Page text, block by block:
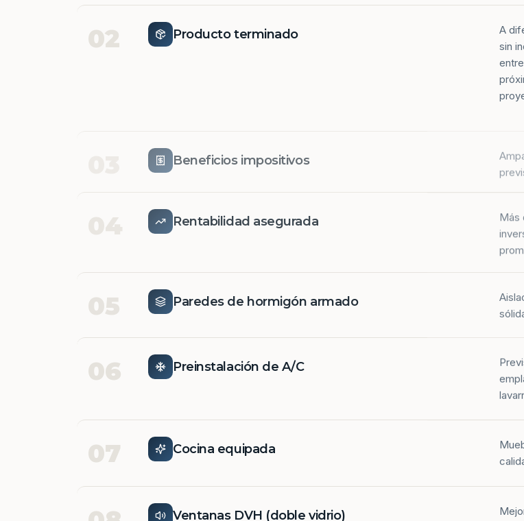
02 Producto terminado
A
sin
04 Rentabilidad asegurada
Más
05 Paredes de hormigón armado
06 Preinstalación de A/C
07 Cocina equipada
Ventanas DVH (doble vidrio)